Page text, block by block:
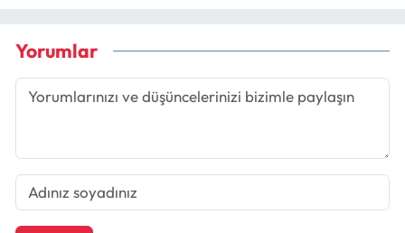
Yorumlar